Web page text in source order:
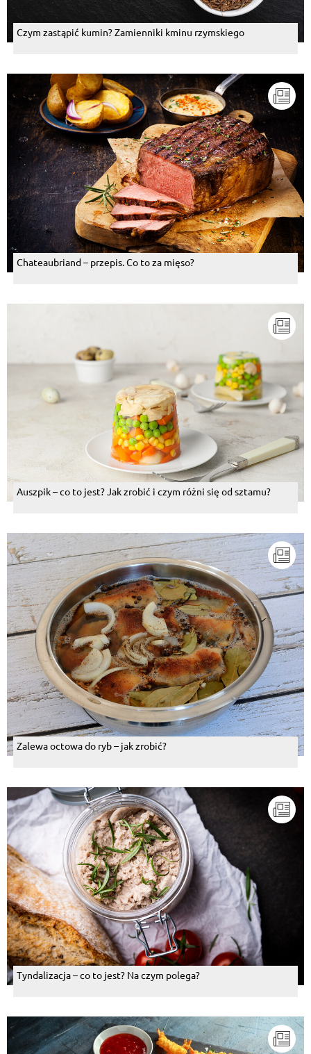
Czym zastąpić kumin? Zamienniki kminu rzymskiego
Chateaubriand – przepis. Co to za mięso?
Auszpik – co to jest? Jak zrobić i czym różni się od sztamu?
Zalewa octowa do ryb – jak zrobić?
Tyndalizacja – co to jest? Na czym polega?